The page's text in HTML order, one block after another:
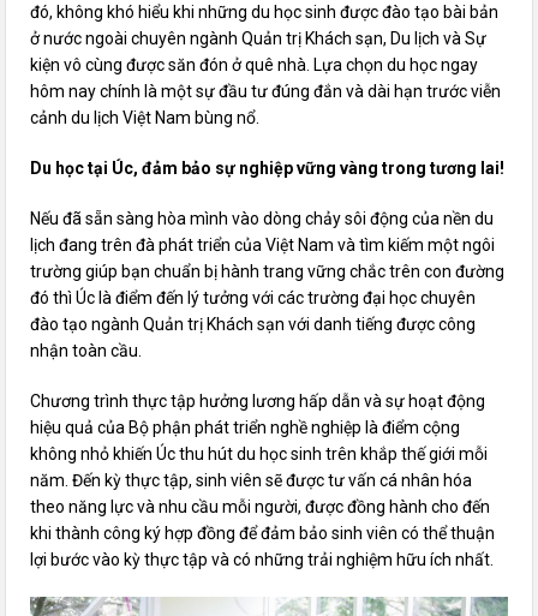
đó, không khó hiểu khi những du học sinh được đào tạo bài bản
ở nước ngoài chuyên ngành Quản trị Khách sạn, Du lịch và Sự
kiện vô cùng được săn đón ở quê nhà. Lựa chọn du học ngay
hôm nay chính là một sự đầu tư đúng đắn và dài hạn trước viễn
cảnh du lịch Việt Nam bùng nổ.
Du học tại Úc, đảm bảo sự nghiệp vững vàng trong tương lai!
Nếu đã sẵn sàng hòa mình vào dòng chảy sôi động của nền du
lịch đang trên đà phát triển của Việt Nam và tìm kiếm một ngôi
trường giúp bạn chuẩn bị hành trang vững chắc trên con đường
đó thì Úc là điểm đến lý tưởng với các trường đại học chuyên
đào tạo ngành Quản trị Khách sạn với danh tiếng được công
nhận toàn cầu.
Chương trình thực tập hưởng lương hấp dẫn và sự hoạt động
hiệu quả của Bộ phận phát triển nghề nghiệp là điểm cộng
không nhỏ khiến Úc thu hút du học sinh trên khắp thế giới mỗi
năm. Đến kỳ thực tập, sinh viên sẽ được tư vấn cá nhân hóa
theo năng lực và nhu cầu mỗi người, được đồng hành cho đến
khi thành công ký hợp đồng để đảm bảo sinh viên có thể thuận
lợi bước vào kỳ thực tập và có những trải nghiệm hữu ích nhất.